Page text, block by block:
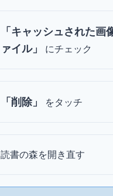
「キャッシュされた画
ァイル」
にチェック
「削除」 をタッチ
読書の森を開き直す